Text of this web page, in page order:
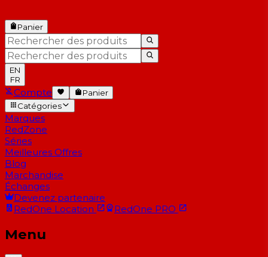
Panier
EN
FR
Compte
Panier
Catégories
Marques
RedZone
Séries
Meilleures Offres
Blog
Marchandise
Échanges
Devenez partenaire
RedOne Location RedOne PRO
Menu